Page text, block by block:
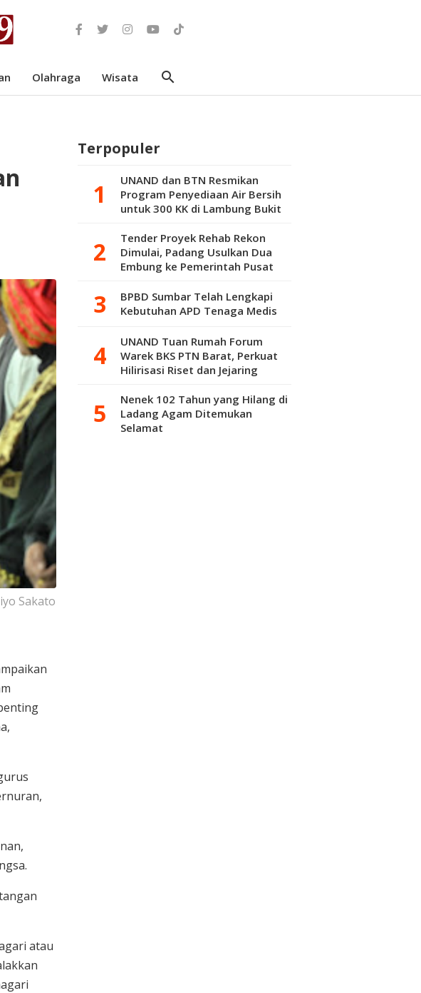
Olahraga Wisata search
Sakato
atau
Terpopuler
UNAND dan BTN Resmikan
Program Penyediaan Air Bersih
untuk 300 KK di Lambung Bukit
Tender Proyek Rehab Rekon
Dimulai, Padang Usulkan Dua
Embung ke Pemerintah Pusat
BPBD Sumbar Telah Lengkapi
Kebutuhan APD Tenaga Medis
UNAND Tuan Rumah Forum
Warek BKS PTN Barat, Perkuat
Hilirisasi Riset dan Jejaring
Nenek 102 Tahun yang Hilang di
Ladang Agam Ditemukan
Selamat